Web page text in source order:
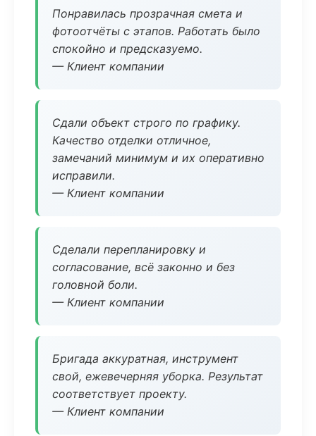
Понравилась прозрачная смета и
фотоотчёты с этапов. Работать было
спокойно и предсказуемо.
— Клиент компании
Сдали объект строго по графику.
Качество отделки отличное,
замечаний минимум и их оперативно
исправили.
— Клиент компании
Сделали перепланировку и
согласование, всё законно и без
головной боли.
— Клиент компании
Бригада аккуратная, инструмент
свой, ежевечерняя уборка. Результат
соответствует проекту.
— Клиент компании